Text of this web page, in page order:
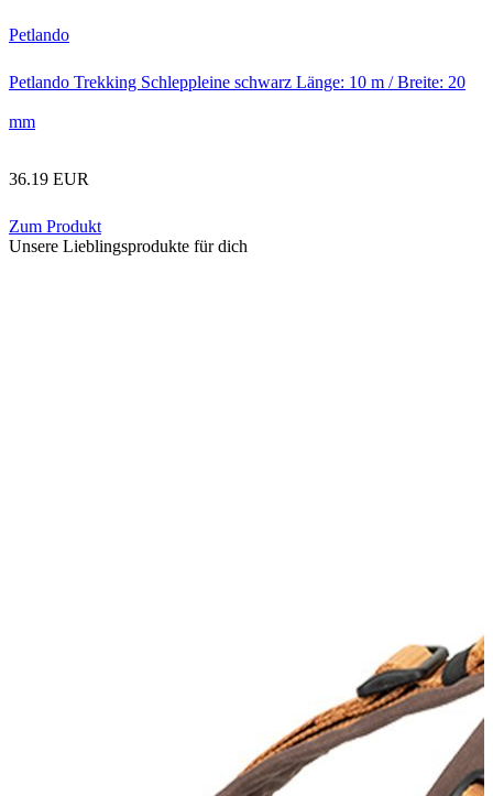
Petlando
Petlando Trekking Schleppleine schwarz Länge: 10 m / Breite: 20
mm
36.19 EUR
Zum Produkt
Unsere Lieblingsprodukte für dich